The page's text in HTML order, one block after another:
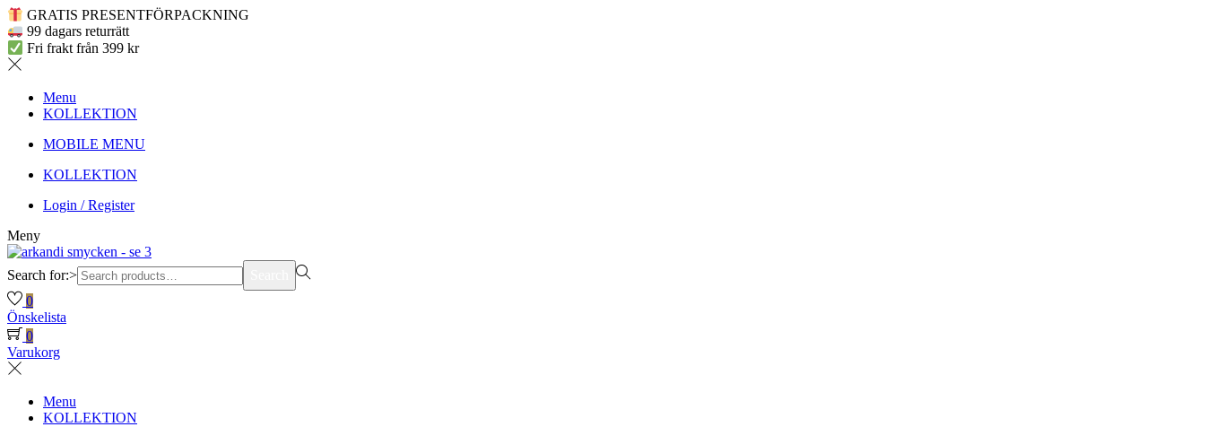
GRATIS PRESENTFÖRPACKNING
99 dagars returrätt
Fri frakt från 399 kr
Menu
KOLLEKTION
MOBILE MENU
KOLLEKTION
Login / Register
Meny
Search for:>
0
Önskelista
0
Varukorg
Menu
KOLLEKTION